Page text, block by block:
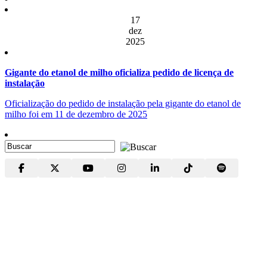
17
dez
2025
Gigante do etanol de milho oficializa pedido de licença de
instalação
Oficialização do pedido de instalação pela gigante do etanol de
milho foi em 11 de dezembro de 2025